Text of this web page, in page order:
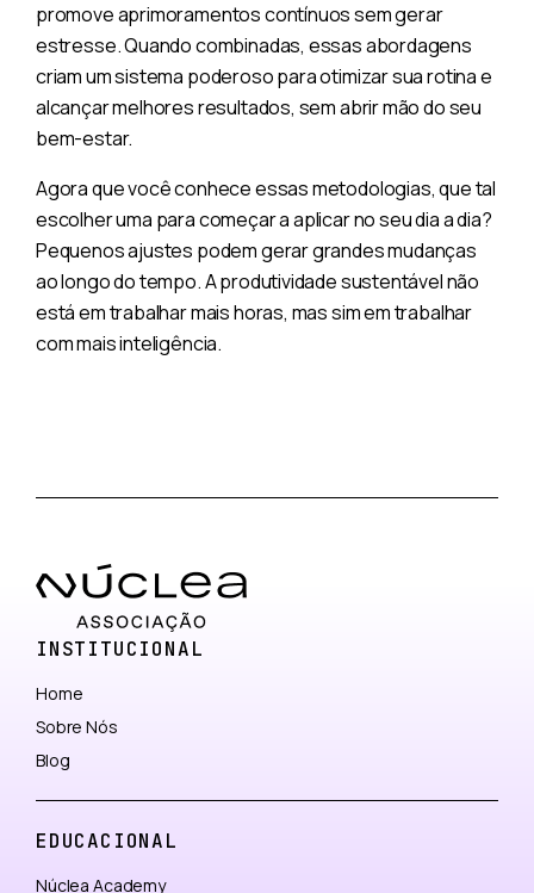
promove aprimoramentos contínuos sem gerar
estresse. Quando combinadas, essas abordagens
criam um sistema poderoso para otimizar sua rotina e
alcançar melhores resultados, sem abrir mão do seu
bem-estar.
Agora que você conhece essas metodologias, que tal
escolher uma para começar a aplicar no seu dia a dia?
Pequenos ajustes podem gerar grandes mudanças
ao longo do tempo. A produtividade sustentável não
está em trabalhar mais horas, mas sim em trabalhar
com mais inteligência.
INSTITUCIONAL
Home
Sobre Nós
Blog
EDUCACIONAL
Núclea Academy